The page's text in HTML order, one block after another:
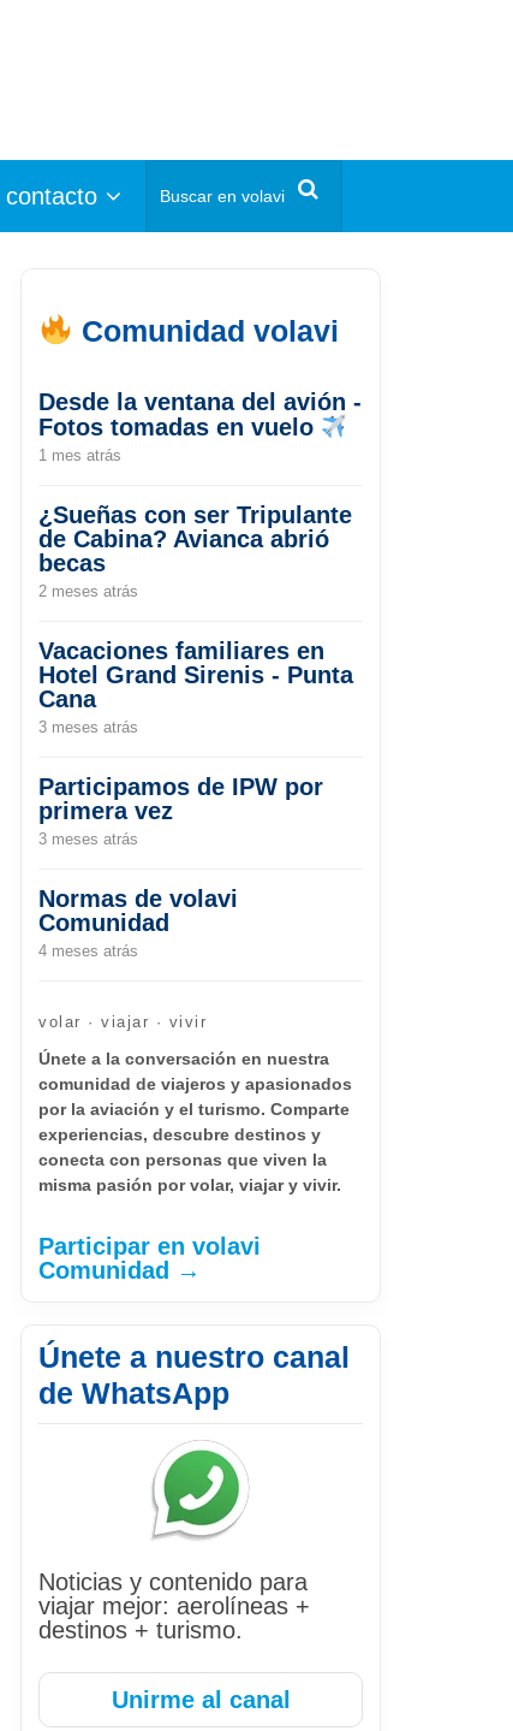
contacto
Comunidad volavi
Desde la ventana del avión -
Fotos tomadas en vuelo
1 mes atrás
¿Sueñas con ser Tripulante
de Cabina? Avianca abrió
becas
2 meses atrás
Vacaciones familiares en
Hotel Grand Sirenis - Punta
Cana
3 meses atrás
Participamos de IPW por
primera vez
3 meses atrás
Normas de volavi
Comunidad
4 meses atrás
volar · viajar · vivir
Únete a la conversación en nuestra
comunidad de viajeros y apasionados
por la aviación y el turismo. Comparte
experiencias, descubre destinos y
conecta con personas que viven la
misma pasión por volar, viajar y vivir.
Participar en volavi
Comunidad →
Únete a nuestro canal
de WhatsApp
Noticias y contenido para
viajar mejor: aerolíneas +
destinos + turismo.
Unirme al canal